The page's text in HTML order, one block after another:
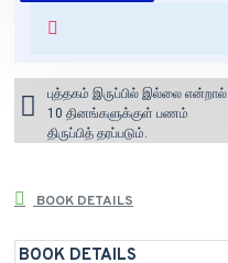
for orders above ₹1000 within
புத்தகம் இருப்பில் இல்லை என்றால்
10 தினங்களுக்குள் பணம்
திருப்பித் தரப்படும்.
BOOK DETAILS
BOOK DETAILS